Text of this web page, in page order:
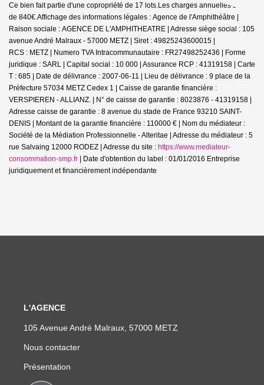
Ce bien fait partie d'une copropriété de 17 lots.Les charges annuelles sont
de 840€. Affichage des informations légales : Agence de l'Amphithéâtre |
Raison sociale : AGENCE DE L'AMPHITHEATRE | Adresse siège social : 105
avenue André Malraux - 57000 METZ | Siret : 49825243600015 |
RCS : METZ | Numero TVA Intracommunautaire : FR27498252436 | Forme
juridique : SARL | Capital social : 10 000 | Assurance RCP : 41319158 | Carte
T : 685 | Date de délivrance : 2007-06-11 | Lieu de délivrance : 9 place de la
Préfecture 57034 METZ Cedex 1 | Caisse de garantie financière :
VERSPIEREN - ALLIANZ. | N° de caisse de garantie : 8023876 - 41319158 |
Adresse caisse de garantie : 8 avenue du stade de France 93210 SAINT-
DENIS | Montant de la garantie financière : 110000 € | Nom du médiateur :
Société de la Médiation Professionnelle - Alteritae | Adresse du médiateur : 5
rue Salvaing 12000 RODEZ | Adresse du site : https://www.mediateur-
consommation-smp.fr | Date d'obtention du label : 01/01/2016 Entreprise
juridiquement et financièrement indépendante
L'AGENCE
105 Avenue André Malraux, 57000 METZ
Nous contacter
Présentation